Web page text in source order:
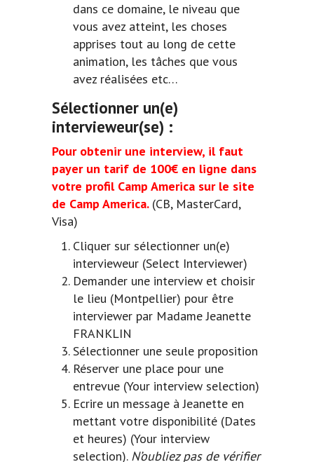
dans ce domaine, le niveau que
vous avez atteint, les choses
apprises tout au long de cette
animation, les tâches que vous
avez réalisées etc…
Sélectionner un(e)
intervieweur(se) :
Pour obtenir une interview, il faut
payer un tarif de 100€ en ligne dans
votre profil Camp America sur le site
de Camp America. (CB, MasterCard,
Visa)
Cliquer sur sélectionner un(e)
intervieweur (Select Interviewer)
Demander une interview et choisir
le lieu (Montpellier) pour être
interviewer par Madame Jeanette
FRANKLIN
Sélectionner une seule proposition
Réserver une place pour une
entrevue (Your interview selection)
Ecrire un message à Jeanette en
mettant votre disponibilité (Dates
et heures) (Your interview
selection). N’oubliez pas de vérifier